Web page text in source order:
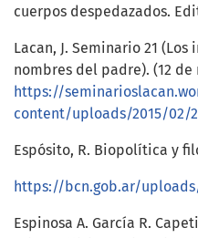
cuerpos despedazados.
Lacan, J. Seminario 21 (Los
nombres del padre). (12 de
https://
content/uploads/2015/02/
Espósito, R. Biopolítica y
Espinosa A. García R.